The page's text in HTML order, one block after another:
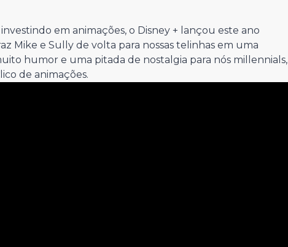
em animações, o Disney + lançou este ano
Mike e Sully de volta para nossas telinhas em uma
humor e uma pitada de nostalgia para nós millennials,
de animações.